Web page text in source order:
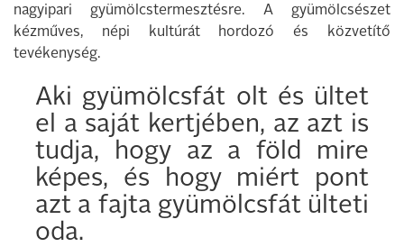
nagyipari gyümölcstermesztésre. A gyümölcsészet
kézműves, népi kultúrát hordozó és közvetítő
tevékenység.
Aki gyümölcsfát olt és ültet
el a saját kertjében, az azt is
tudja, hogy az a föld mire
képes, és hogy miért pont
azt a fajta gyümölcsfát ülteti
oda.